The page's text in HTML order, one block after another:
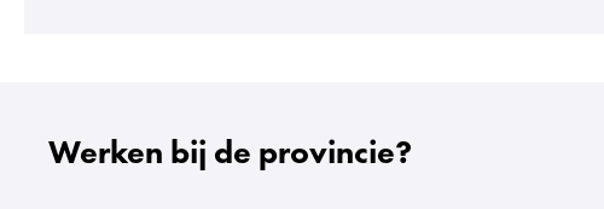
Werken bij de provincie?